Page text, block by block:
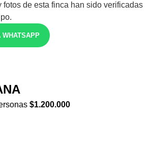
fotos de esta finca han sido verificadas
WHATSAPP
$1.200.000